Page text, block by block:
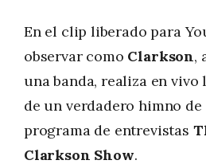
En el clip liberado para
observar como Clarkson,
una banda, realiza en
de un verdadero himno
programa de entrevistas
Clarkson Show.